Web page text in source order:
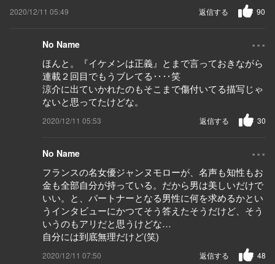
2020/12/11 05:49 90
返信する
No Name ...
ほんと。『イケメンは正義』とまで言っておきながら
連載２回目でもうブレてる‥‥笑
涼介に出ていかれたのもそこまで傷付いてる描写じゃ
ないと思ってたけどな。
2020/12/11 05:53 30
返信する
No Name ...
フランスの名女優ジャンヌモローが、名声も知性もお
金も全部自分が持っている。だから男は美しいだけで
いい。と、パートナーとなる男性に何を求めるかとい
うインタビューにかつてそう答えたそうだけど、そう
いうのもアリだと思うけどな…
自分には到底無理だけど(笑)
2020/12/11 07:50 48
返信する